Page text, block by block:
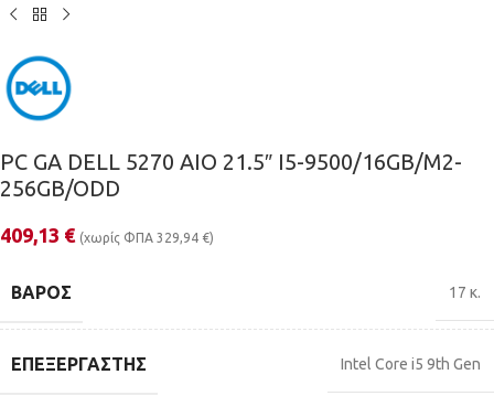
PC GA DELL 5270 AIO 21.5″ I5-9500/16GB/M2-
256GB/ODD
409,13 € (χωρίς ΦΠΑ 329,94 €)
ΒΆΡΟΣ 17 κ.
ΕΠΕΞΕΡΓΑΣΤΉΣ Intel Core i5 9th Gen